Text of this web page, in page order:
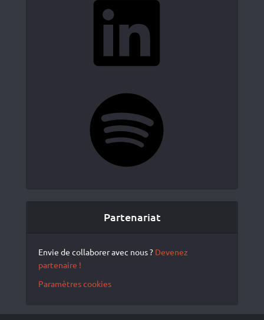
Partenariat
Envie de collaborer avec nous ? Devenez
partenaire !
Paramètres cookies